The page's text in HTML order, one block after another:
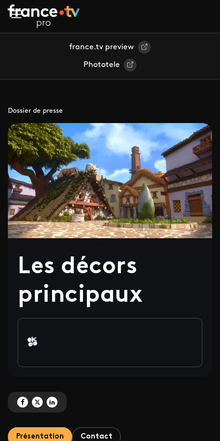
Aller au contenu principal
france.tv preview
Phototele
Dossier de presse
Les décors
principaux
Partagez 'Les décors principaux' sur Facebook
Partagez 'Les décors principaux' sur X
Partagez 'Les décors principaux' sur LinkedIn
Présentation Contact